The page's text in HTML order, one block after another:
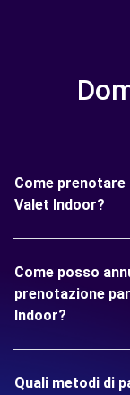
Come
Valet Indoor?
Come posso
prenotazione
Indoor?
Quali metodi di